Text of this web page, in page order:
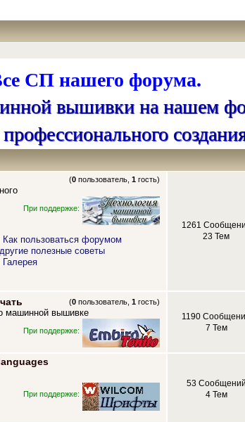
СП нашего форума.
вышивки на нашем
(0 пользователь,1 гость)
При поддержке:
Как пользоваться форумом
полезные советы
Галерея
1261
23 Тем
(0 пользователь,1 гость)
машинной вышивке
При поддержке:
1190
7 Тем
При поддержке:
53 Сообщений
4 Тем